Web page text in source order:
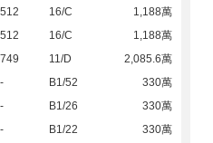
512 16/C
1,188萬
512 16/C
1,188萬
749 11/D
2,085.6萬
- B1/52
330萬
- B1/26
330萬
- B1/22
330萬